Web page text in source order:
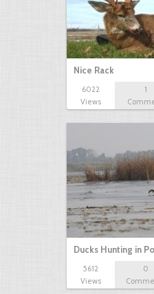
Nice Rack
6022
Views
1
Ducks Hunting in
5612
Views
0